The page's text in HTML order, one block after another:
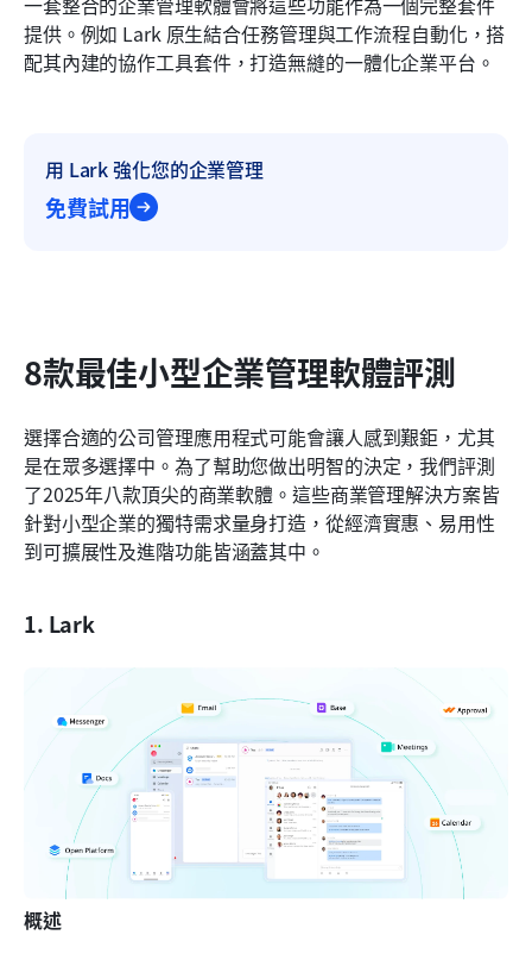
提供。例如 Lark 原生結合任務管理與工作流程自動化，搭
配其內建的協作工具套件，打造無縫的一體化企業平台。
用 Lark 強化您的企業管理
免費試用
8款最佳小型企業管理軟體評測
選擇合適的公司管理應用程式可能會讓人感到艱鉅，尤其
是在眾多選擇中。為了幫助您做出明智的決定，我們評測
了2025年八款頂尖的商業軟體。這些商業管理解決方案皆
針對小型企業的獨特需求量身打造，從經濟實惠、易用性
到可擴展性及進階功能皆涵蓋其中。
1. Lark
概述